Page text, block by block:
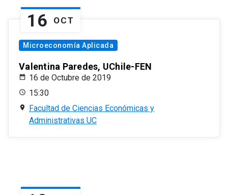
16 OCT
Microeconomía Aplicada
Valentina Paredes, UChile-FEN
16 de Octubre de 2019
15:30
Facultad de Ciencias Económicas y
Administrativas UC